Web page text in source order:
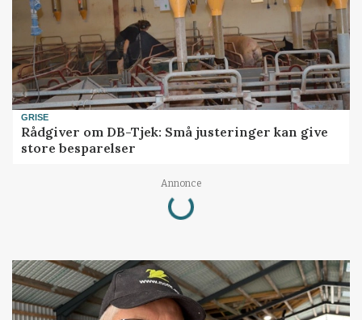
GRISE
Rådgiver om DB-Tjek: Små justeringer kan give
store besparelser
Annonce
Loading...